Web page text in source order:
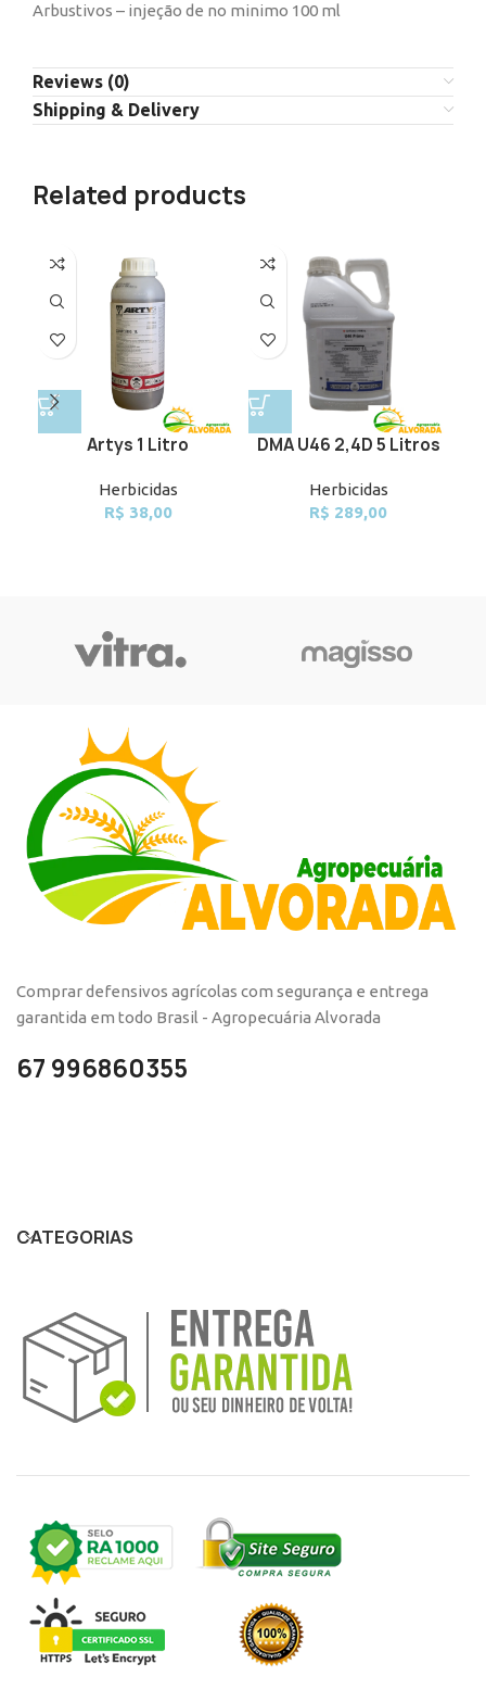
Arbustivos – injeção de no minimo 100 ml
Reviews (0)
Shipping & Delivery
Related products
Artys 1 Litro
Herbicidas
R$ 38,00
DMA U46 2,4D 5 Litros
Herbicidas
R$ 289,00
Comprar defensivos agrícolas com segurança e entrega
garantida em todo Brasil - Agropecuária Alvorada
67 996860355
CATEGORIAS